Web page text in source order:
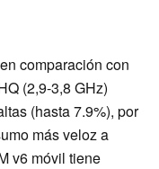
comparación con
(2,9-3,8 GHz)
(hasta 7.9%), por
más veloz a
v6 móvil tiene